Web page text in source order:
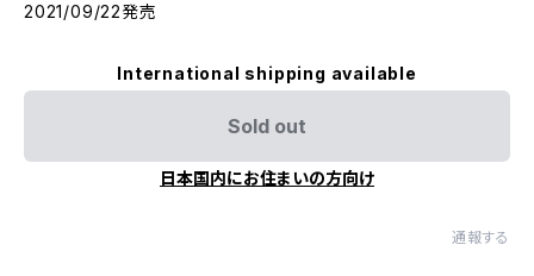
2021/09/22発売
International shipping available
Sold out
日本国内にお住まいの方向け
通報する